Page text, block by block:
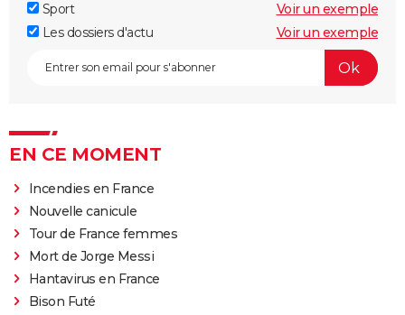
Sport
Voir un exemple
Les dossiers d'actu
Voir un exemple
EN CE MOMENT
Incendies en France
Nouvelle canicule
Tour de France femmes
Mort de Jorge Messi
Hantavirus en France
Bison Futé